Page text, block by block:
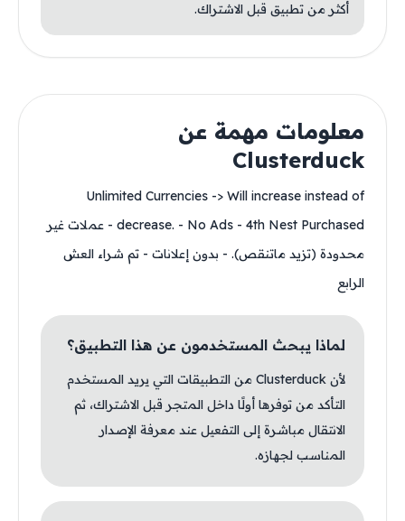
أكثر من تطبيق قبل الاشتراك.
معلومات مهمة عن
Clusterduck
Unlimited Currencies -> Will increase instead of
decrease. - No Ads - 4th Nest Purchased - عملات غير
محدودة (تزيد ماتنقص). - بدون إعلانات - تم شراء العش
الرابع
لماذا يبحث المستخدمون عن هذا التطبيق؟
لأن Clusterduck من التطبيقات التي يريد المستخدم
التأكد من توفرها أولًا داخل المتجر قبل الاشتراك، ثم
الانتقال مباشرة إلى التفعيل عند معرفة الإصدار
المناسب لجهازه.